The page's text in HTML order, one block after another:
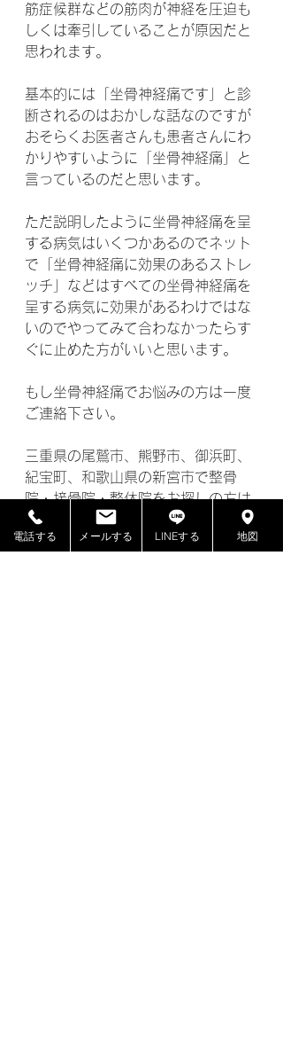
筋症候群などの筋肉が神経を圧迫も
しくは牽引していることが原因だと
思われます。
基本的には「坐骨神経痛です」と診
断されるのはおかしな話なのですが
おそらくお医者さんも患者さんにわ
かりやすいように「坐骨神経痛」と
言っているのだと思います。
ただ説明したように坐骨神経痛を呈
する病気はいくつかあるのでネット
で「坐骨神経痛に効果のあるストレ
ッチ」などはすべての坐骨神経痛を
呈する病気に効果があるわけではな
いのでやってみて合わなかったらす
ぐに止めた方がいいと思います。
もし坐骨神経痛でお悩みの方は一度
ご連絡下さい。
三重県の尾鷲市、熊野市、御浜町、
紀宝町、和歌山県の新宮市で整骨
院・接骨院・整体院をお探しの方は
ぜひ「ささのうち整体院」にお越し
ください！
電話する メールする LINEする 地図